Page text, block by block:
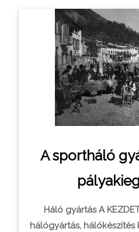
A sportháló
Háló gyártás A
hálógyártás, hálókészí­tés